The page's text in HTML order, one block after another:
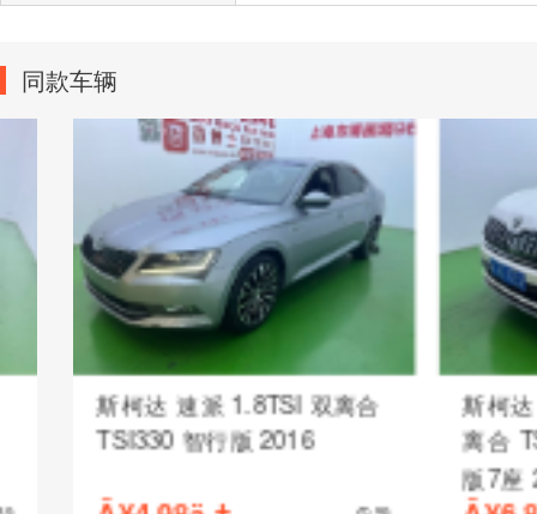
同款车辆
斯柯达 速派 1.8TSI 双离合
TSI330 智行版 2016
斯柯达 柯迪
离合
版7座 2018